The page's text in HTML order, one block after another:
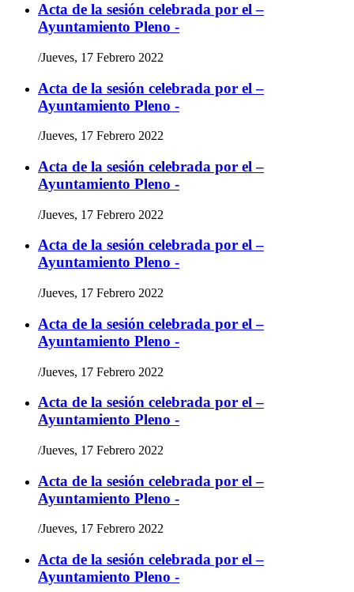
Acta de la sesión celebrada por el –
Ayuntamiento Pleno -
/Jueves, 17 Febrero 2022
Acta de la sesión celebrada por el –
Ayuntamiento Pleno -
/Jueves, 17 Febrero 2022
Acta de la sesión celebrada por el –
Ayuntamiento Pleno -
/Jueves, 17 Febrero 2022
Acta de la sesión celebrada por el –
Ayuntamiento Pleno -
/Jueves, 17 Febrero 2022
Acta de la sesión celebrada por el –
Ayuntamiento Pleno -
/Jueves, 17 Febrero 2022
Acta de la sesión celebrada por el –
Ayuntamiento Pleno -
/Jueves, 17 Febrero 2022
Acta de la sesión celebrada por el –
Ayuntamiento Pleno -
/Jueves, 17 Febrero 2022
Acta de la sesión celebrada por el –
Ayuntamiento Pleno -